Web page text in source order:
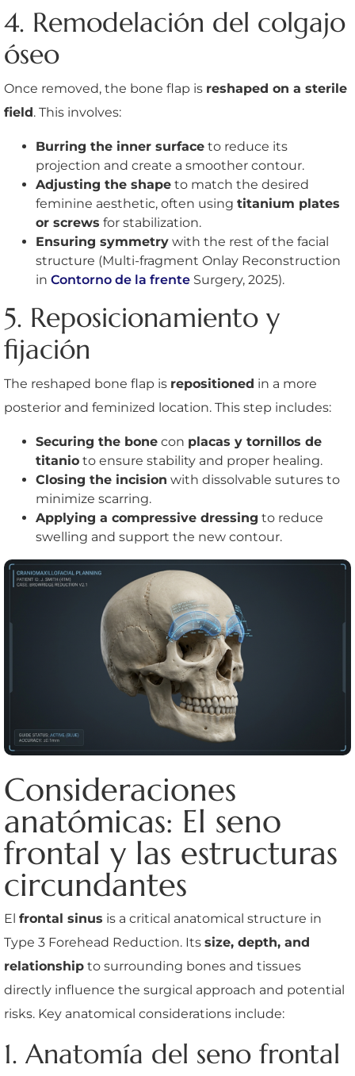
4. Remodelación del colgajo
óseo
Once removed, the bone flap is reshaped on a sterile
field. This involves:
Burring the inner surface to reduce its
projection and create a smoother contour.
Adjusting the shape to match the desired
feminine aesthetic, often using titanium plates
or screws for stabilization.
Ensuring symmetry with the rest of the facial
structure (Multi-fragment Onlay Reconstruction
in Contorno de la frente Surgery, 2025).
5. Reposicionamiento y
fijación
The reshaped bone flap is repositioned in a more
posterior and feminized location. This step includes:
Securing the bone con placas y tornillos de
titanio to ensure stability and proper healing.
Closing the incision with dissolvable sutures to
minimize scarring.
Applying a compressive dressing to reduce
swelling and support the new contour.
Consideraciones
anatómicas: El seno
frontal y las estructuras
circundantes
El frontal sinus is a critical anatomical structure in
Type 3 Forehead Reduction. Its size, depth, and
relationship to surrounding bones and tissues
directly influence the surgical approach and potential
risks. Key anatomical considerations include:
1. Anatomía del seno frontal